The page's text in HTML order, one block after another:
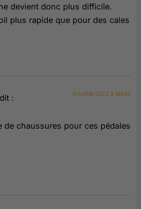
devient donc plus difficile.
plus rapide que pour des cales
dit : 31 juillet 2022 à 14h35
de chaussures pour ces pédales